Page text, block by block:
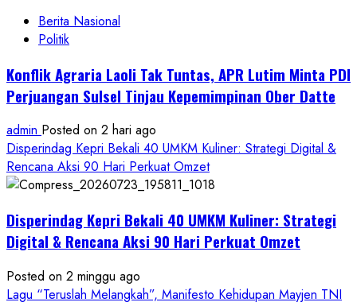
Berita Nasional
Politik
Konflik Agraria Laoli Tak Tuntas, APR Lutim Minta PDI
Perjuangan Sulsel Tinjau Kepemimpinan Ober Datte
admin Posted on 2 hari ago
Disperindag Kepri Bekali 40 UMKM Kuliner: Strategi Digital &
Rencana Aksi 90 Hari Perkuat Omzet
Disperindag Kepri Bekali 40 UMKM Kuliner: Strategi
Digital & Rencana Aksi 90 Hari Perkuat Omzet
Posted on 2 minggu ago
Lagu “Teruslah Melangkah”, Manifesto Kehidupan Mayjen TNI